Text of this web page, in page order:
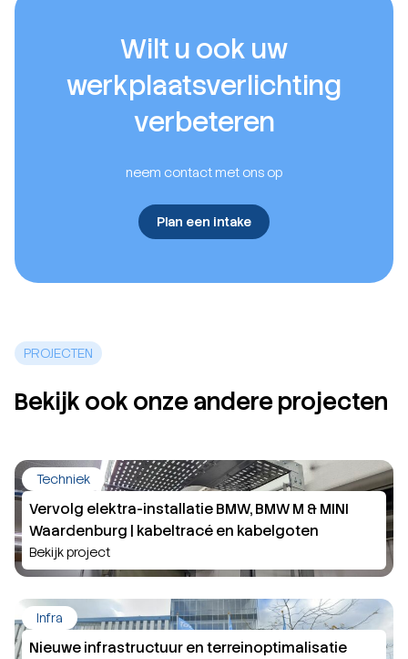
Wilt u ook uw
werkplaatsverlichting
verbeteren
neem contact met ons op
Plan een intake
PROJECTEN
Bekijk ook onze andere projecten
Techniek
Vervolg elektra-installatie BMW, BMW M & MINI
Waardenburg | kabeltracé en kabelgoten
Bekijk project
Infra
Nieuwe infrastructuur en terreinoptimalisatie